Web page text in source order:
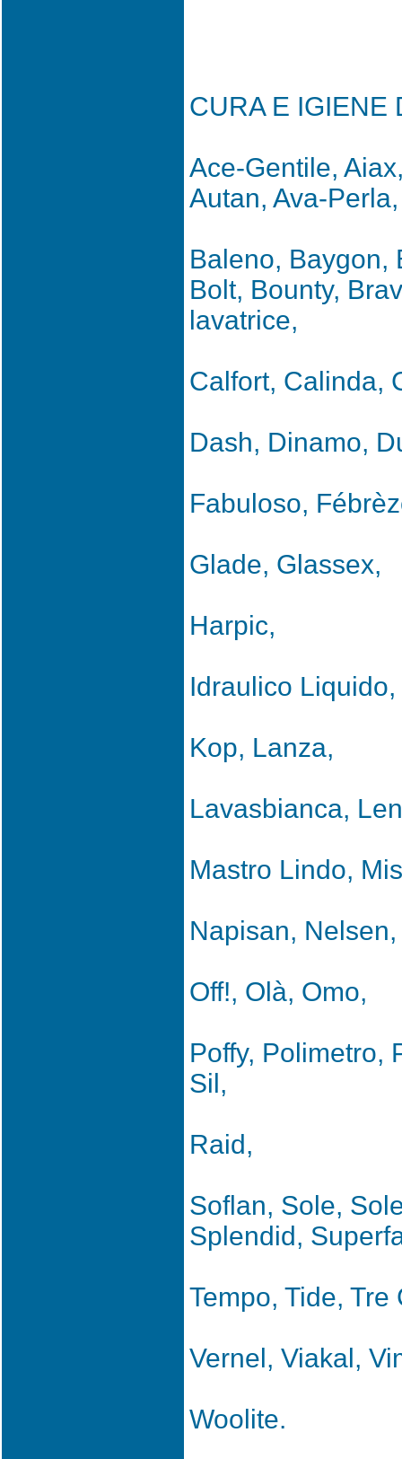
CURA E IGIENE
Ace-Gentile,
Autan, Ava-Perla,
Baleno, Baygon,
Bolt, Bounty,
lavatrice,
Calfort, Calinda,
Dash, Dinamo,
Fabuloso,
Glade, Glassex,
Harpic,
Idraulico Liquido,
Kop, Lanza,
Lavasbianca,
Mastro Lindo,
Napisan,
Off!, Olà, Omo,
Poffy, Polimetro,
Sil,
Raid,
Soflan, Sole,
Splendid,
Tempo, Tide, Tre
Vernel, Viakal,
Woolite.